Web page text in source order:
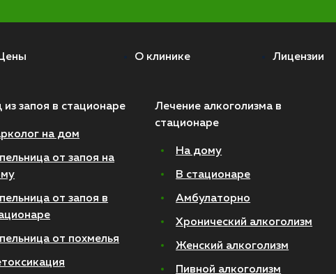
О клинике Лицензии
запоя в стационаре
на дом
от запоя на
от запоя в
от похмелья
Лечение алкоголизма в
стационаре
На дому
В стационаре
Амбулаторно
Хронический алкоголизм
Женский алкоголизм
Пивной алкоголизм